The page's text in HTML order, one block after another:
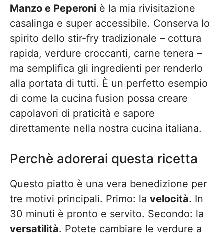
Manzo e Peperoni è la mia rivisitazione
casalinga e super accessibile. Conserva lo
spirito dello stir-fry tradizionale – cottura
rapida, verdure croccanti, carne tenera –
ma semplifica gli ingredienti per renderlo
alla portata di tutti. È un perfetto esempio
di come la cucina fusion possa creare
capolavori di praticità e sapore
direttamente nella nostra cucina italiana.
Perchè adorerai questa ricetta
Questo piatto è una vera benedizione per
tre motivi principali. Primo: la velocità. In
30 minuti è pronto e servito. Secondo: la
versatilità. Potete cambiare le verdure a